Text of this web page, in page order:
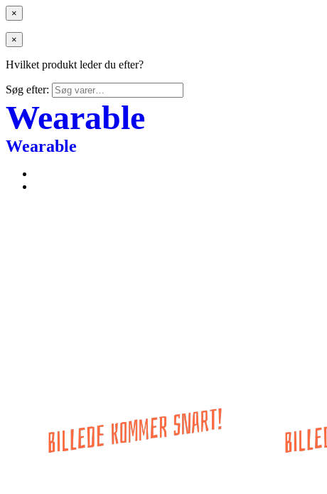
×
×
Hvilket produkt leder du efter?
Søg efter:
Wearable
Wearable